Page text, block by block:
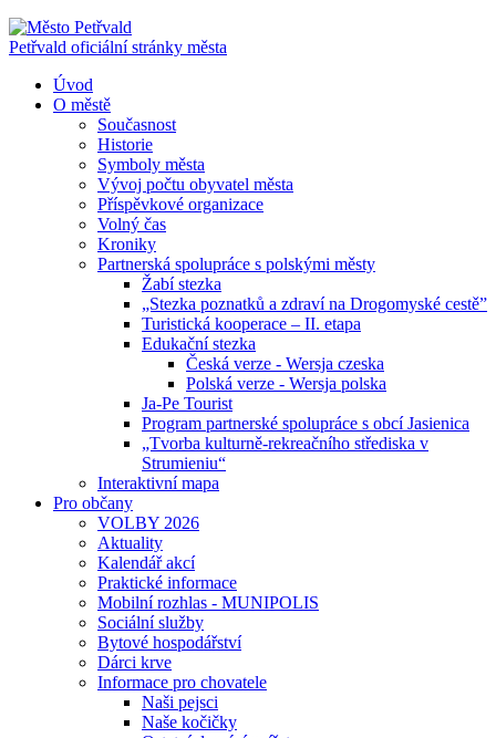
Petřvald oficiální stránky města
Úvod
O městě
Současnost
Historie
Symboly města
Vývoj počtu obyvatel města
Příspěvkové organizace
Volný čas
Kroniky
Partnerská spolupráce s polskými městy
Žabí stezka
„Stezka poznatků a zdraví na Drogomyské cestě”
Turistická kooperace – II. etapa
Edukační stezka
Česká verze - Wersja czeska
Polská verze - Wersja polska
Ja-Pe Tourist
Program partnerské spolupráce s obcí Jasienica
„Tvorba kulturně-rekreačního střediska v
Strumieniu“
Interaktivní mapa
Pro občany
VOLBY 2026
Aktuality
Kalendář akcí
Praktické informace
Mobilní rozhlas - MUNIPOLIS
Sociální služby
Bytové hospodářství
Dárci krve
Informace pro chovatele
Naši pejsci
Naše kočičky